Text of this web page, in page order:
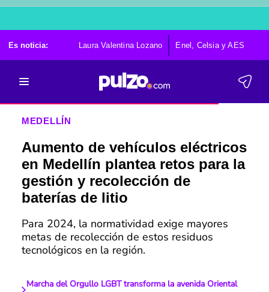
Es noticia: Laura Valentina Lozano Enel, Celsia y AES
MEDELLÍN
Aumento de vehículos eléctricos
en Medellín plantea retos para la
gestión y recolección de
baterías de litio
Para 2024, la normatividad exige mayores
metas de recolección de estos residuos
tecnológicos en la región.
Marcha del Orgullo LGBT transforma la avenida Oriental